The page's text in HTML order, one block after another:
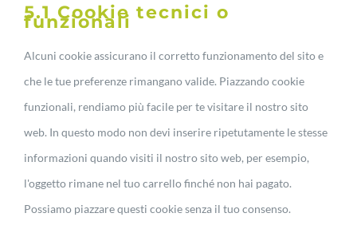
5.1 Cookie tecnici o
funzionali
Alcuni cookie assicurano il corretto funzionamento del sito e
che le tue preferenze rimangano valide. Piazzando cookie
funzionali, rendiamo più facile per te visitare il nostro sito
web. In questo modo non devi inserire ripetutamente le stesse
informazioni quando visiti il nostro sito web, per esempio,
l'oggetto rimane nel tuo carrello finché non hai pagato.
Possiamo piazzare questi cookie senza il tuo consenso.